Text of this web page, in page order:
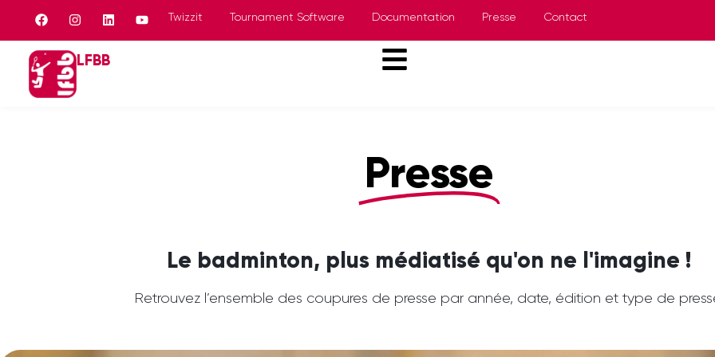
Panneau de gestion des cookies
Twizzit Tournament Software Documentation Presse Contact
LFBB
Presse
Le badminton, plus médiatisé qu'on ne l'imagine !
Retrouvez l’ensemble des coupures de presse par année, date, édition et type de